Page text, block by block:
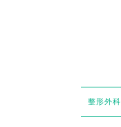
整形外